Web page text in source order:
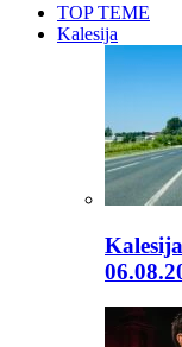
TOP TEME
Kalesija